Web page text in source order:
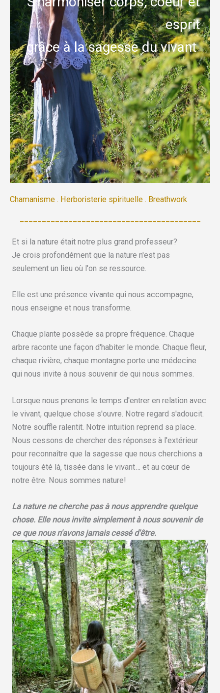
esprit
grâce à la sagesse du vivant
Chamanisme . Herboristerie spirituelle . Breathwork
Et si la nature était notre plus grand professeur?
Je crois profondément que la nature n'est pas
seulement un lieu où l'on se ressource.
Elle est une présence vivante qui nous accompagne,
nous enseigne et nous transforme.
Chaque plante possède sa propre fréquence. Chaque
arbre raconte une façon d'habiter le monde. Chaque fleur,
chaque rivière, chaque montagne porte une médecine
qui nous invite à nous souvenir de qui nous sommes.
Lorsque nous prenons le temps d'entrer en relation avec
le vivant, quelque chose s'ouvre. Notre regard s'adoucit.
Notre souffle ralentit. Notre intuition reprend sa place.
Nous cessons de chercher des réponses à l'extérieur
pour reconnaître que la sagesse que nous cherchions a
toujours été là, tissée dans le vivant… et au cœur de
notre être. Nous sommes nature!
La nature ne cherche pas à nous apprendre quelque
chose. Elle nous invite simplement à nous souvenir de
ce que nous n'avons jamais cessé d'être.